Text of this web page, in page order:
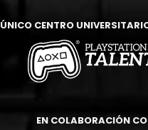
ÚNICO CENTRO
EN COLABORACIÓN